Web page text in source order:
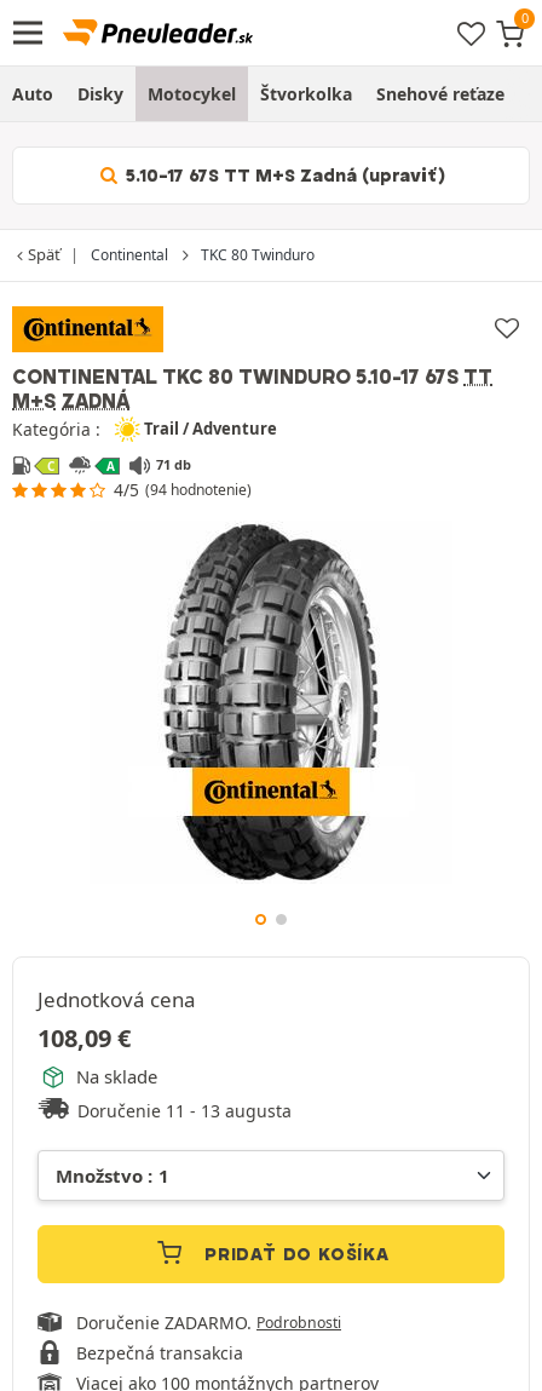
Auto Disky Motocykel Štvorkolka Snehové reťaze
5.10-17 67S TT M+S Zadná (upraviť)
Späť Continental TKC 80 Twinduro
CONTINENTAL TKC 80 TWINDURO 5.10-17 67S TT
M+S ZADNÁ
Kategória : Trail / Adventure
C A 71 db
4/5 (94 hodnotenie)
Jednotková cena
108,09€
Na sklade
Doručenie 11 - 13 augusta
PRIDAŤ DO KOŠÍKA
Doručenie ZADARMO. Podrobnosti
Bezpečná transakcia
Viacej ako 100 montážnych partnerov